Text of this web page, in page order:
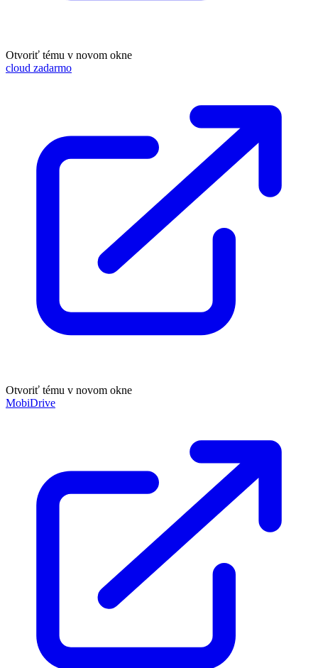
Otvoriť tému v novom okne
cloud zadarmo
Otvoriť tému v novom okne
MobiDrive